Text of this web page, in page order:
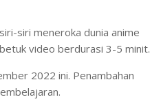
siri meneroka dunia anime
video berdurasi 3-5 minit.
2022 ini. Penambahan